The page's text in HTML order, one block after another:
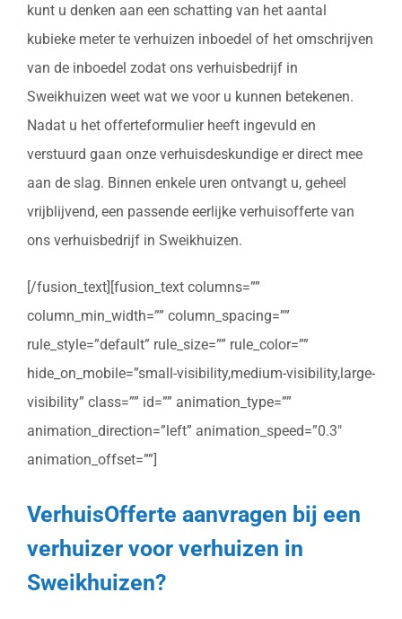
kunt u denken aan een schatting van het aantal
kubieke meter te verhuizen inboedel of het omschrijven
van de inboedel zodat ons verhuisbedrijf in
Sweikhuizen weet wat we voor u kunnen betekenen.
Nadat u het offerteformulier heeft ingevuld en
verstuurd gaan onze verhuisdeskundige er direct mee
aan de slag. Binnen enkele uren ontvangt u, geheel
vrijblijvend, een passende eerlijke verhuisofferte van
ons verhuisbedrijf in Sweikhuizen.
[/fusion_text][fusion_text columns=””
column_min_width=”” column_spacing=””
rule_style=”default” rule_size=”” rule_color=””
hide_on_mobile=”small-visibility,medium-visibility,large-
visibility” class=”” id=”” animation_type=””
animation_direction=”left” animation_speed=”0.3″
animation_offset=””]
VerhuisOfferte aanvragen bij een
verhuizer voor verhuizen in
Sweikhuizen?